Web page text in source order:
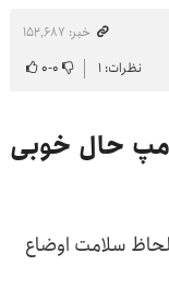
خبر: ۱۵۲٬۶۸۷
نظرات: ۱ ۰-۰
حال خوبی
سلامت اوضاع